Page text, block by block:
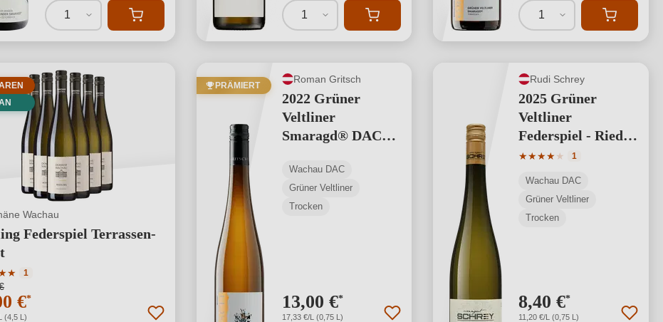
1 1 1
Wachau
Federspiel Terrassen-
★ Bewertung von 5 von 5 Sternen
1
€*
(4,5 L)
PRÄMIERT
Roman Gritsch
2022 Grüner
Veltliner
Smaragd® DAC
Wachau DAC
Grüner Veltliner
Trocken
13,00 €*
17,33 €/L (0,75 L)
Rudi Schrey
2025 Grüner
Veltliner
Federspiel - Ried
Hochrain
★★★★★
Durchschnittliche
1
Wachau DAC
Grüner Veltliner
Trocken
8,40 €*
11,20 €/L (0,75 L)